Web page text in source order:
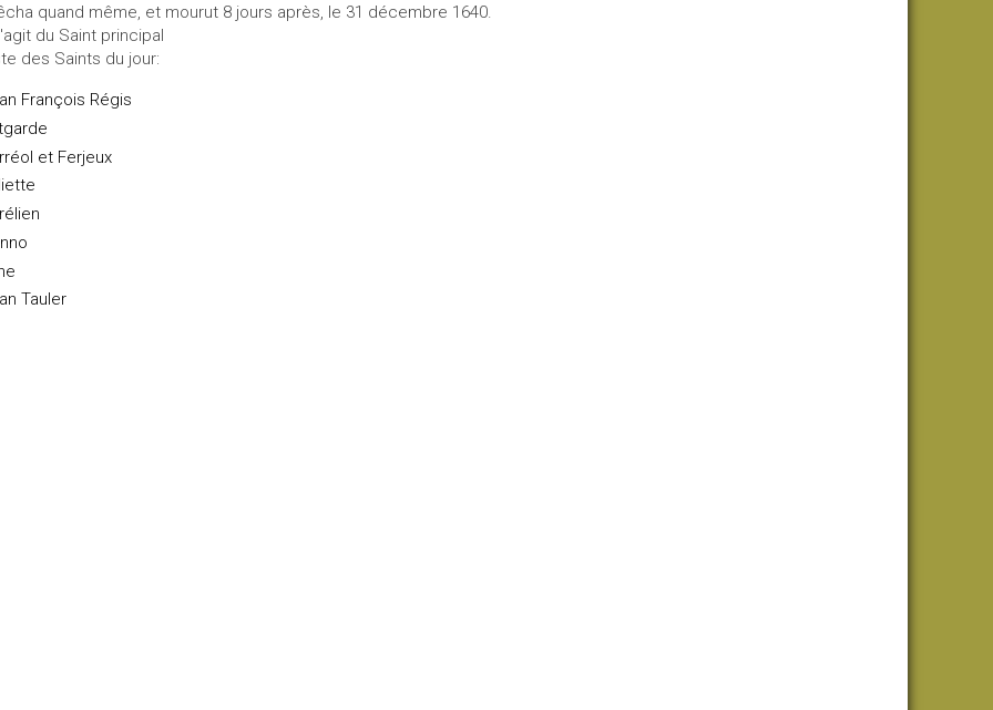
quand même, et mourut 8 jours après, le 31 décembre 1640.
du Saint principal
des Saints du jour:
François Régis
et Ferjeux
Tauler